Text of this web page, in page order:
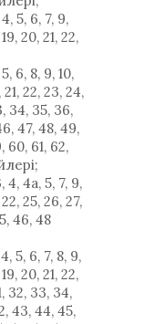
5, 6, 7, 9,
19, 20, 21, 22,
6, 8, 9, 10,
21, 22, 23, 24,
34, 35, 36,
47, 48, 49,
60, 61, 62,
4а, 5, 7, 9,
22, 25, 26, 27,
46, 48
5, 6, 7, 8, 9,
19, 20, 21, 22,
32, 33, 34,
43, 44, 45,